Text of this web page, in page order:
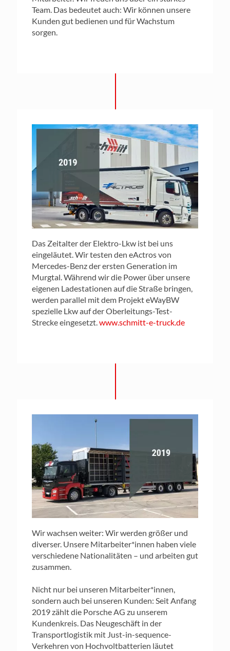
Team. Das bedeutet auch: Wir können unsere
Kunden gut bedienen und für Wachstum
sorgen.
Das Zeitalter der Elektro-Lkw ist bei uns
eingeläutet. Wir testen den eActros von
Mercedes-Benz der ersten Generation im
Murgtal. Während wir die Power über unsere
eigenen Ladestationen auf die Straße bringen,
werden parallel mit dem Projekt eWayBW
spezielle Lkw auf der Oberleitungs-Test-
Strecke eingesetzt. www.schmitt-e-truck.de
Wir wachsen weiter: Wir werden größer und
diverser. Unsere Mitarbeiter*innen haben viele
verschiedene Nationalitäten – und arbeiten gut
zusammen.
Nicht nur bei unseren Mitarbeiter*innen,
sondern auch bei unseren Kunden: Seit Anfang
2019 zählt die Porsche AG zu unserem
Kundenkreis. Das Neugeschäft in der
Transportlogistik mit Just-in-sequence-
Verkehren von Hochvoltbatterien läutet